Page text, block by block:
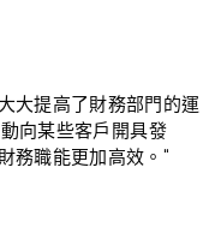
大提高了財務部門的運
向某些客戶開具發
務職能更加高效。"